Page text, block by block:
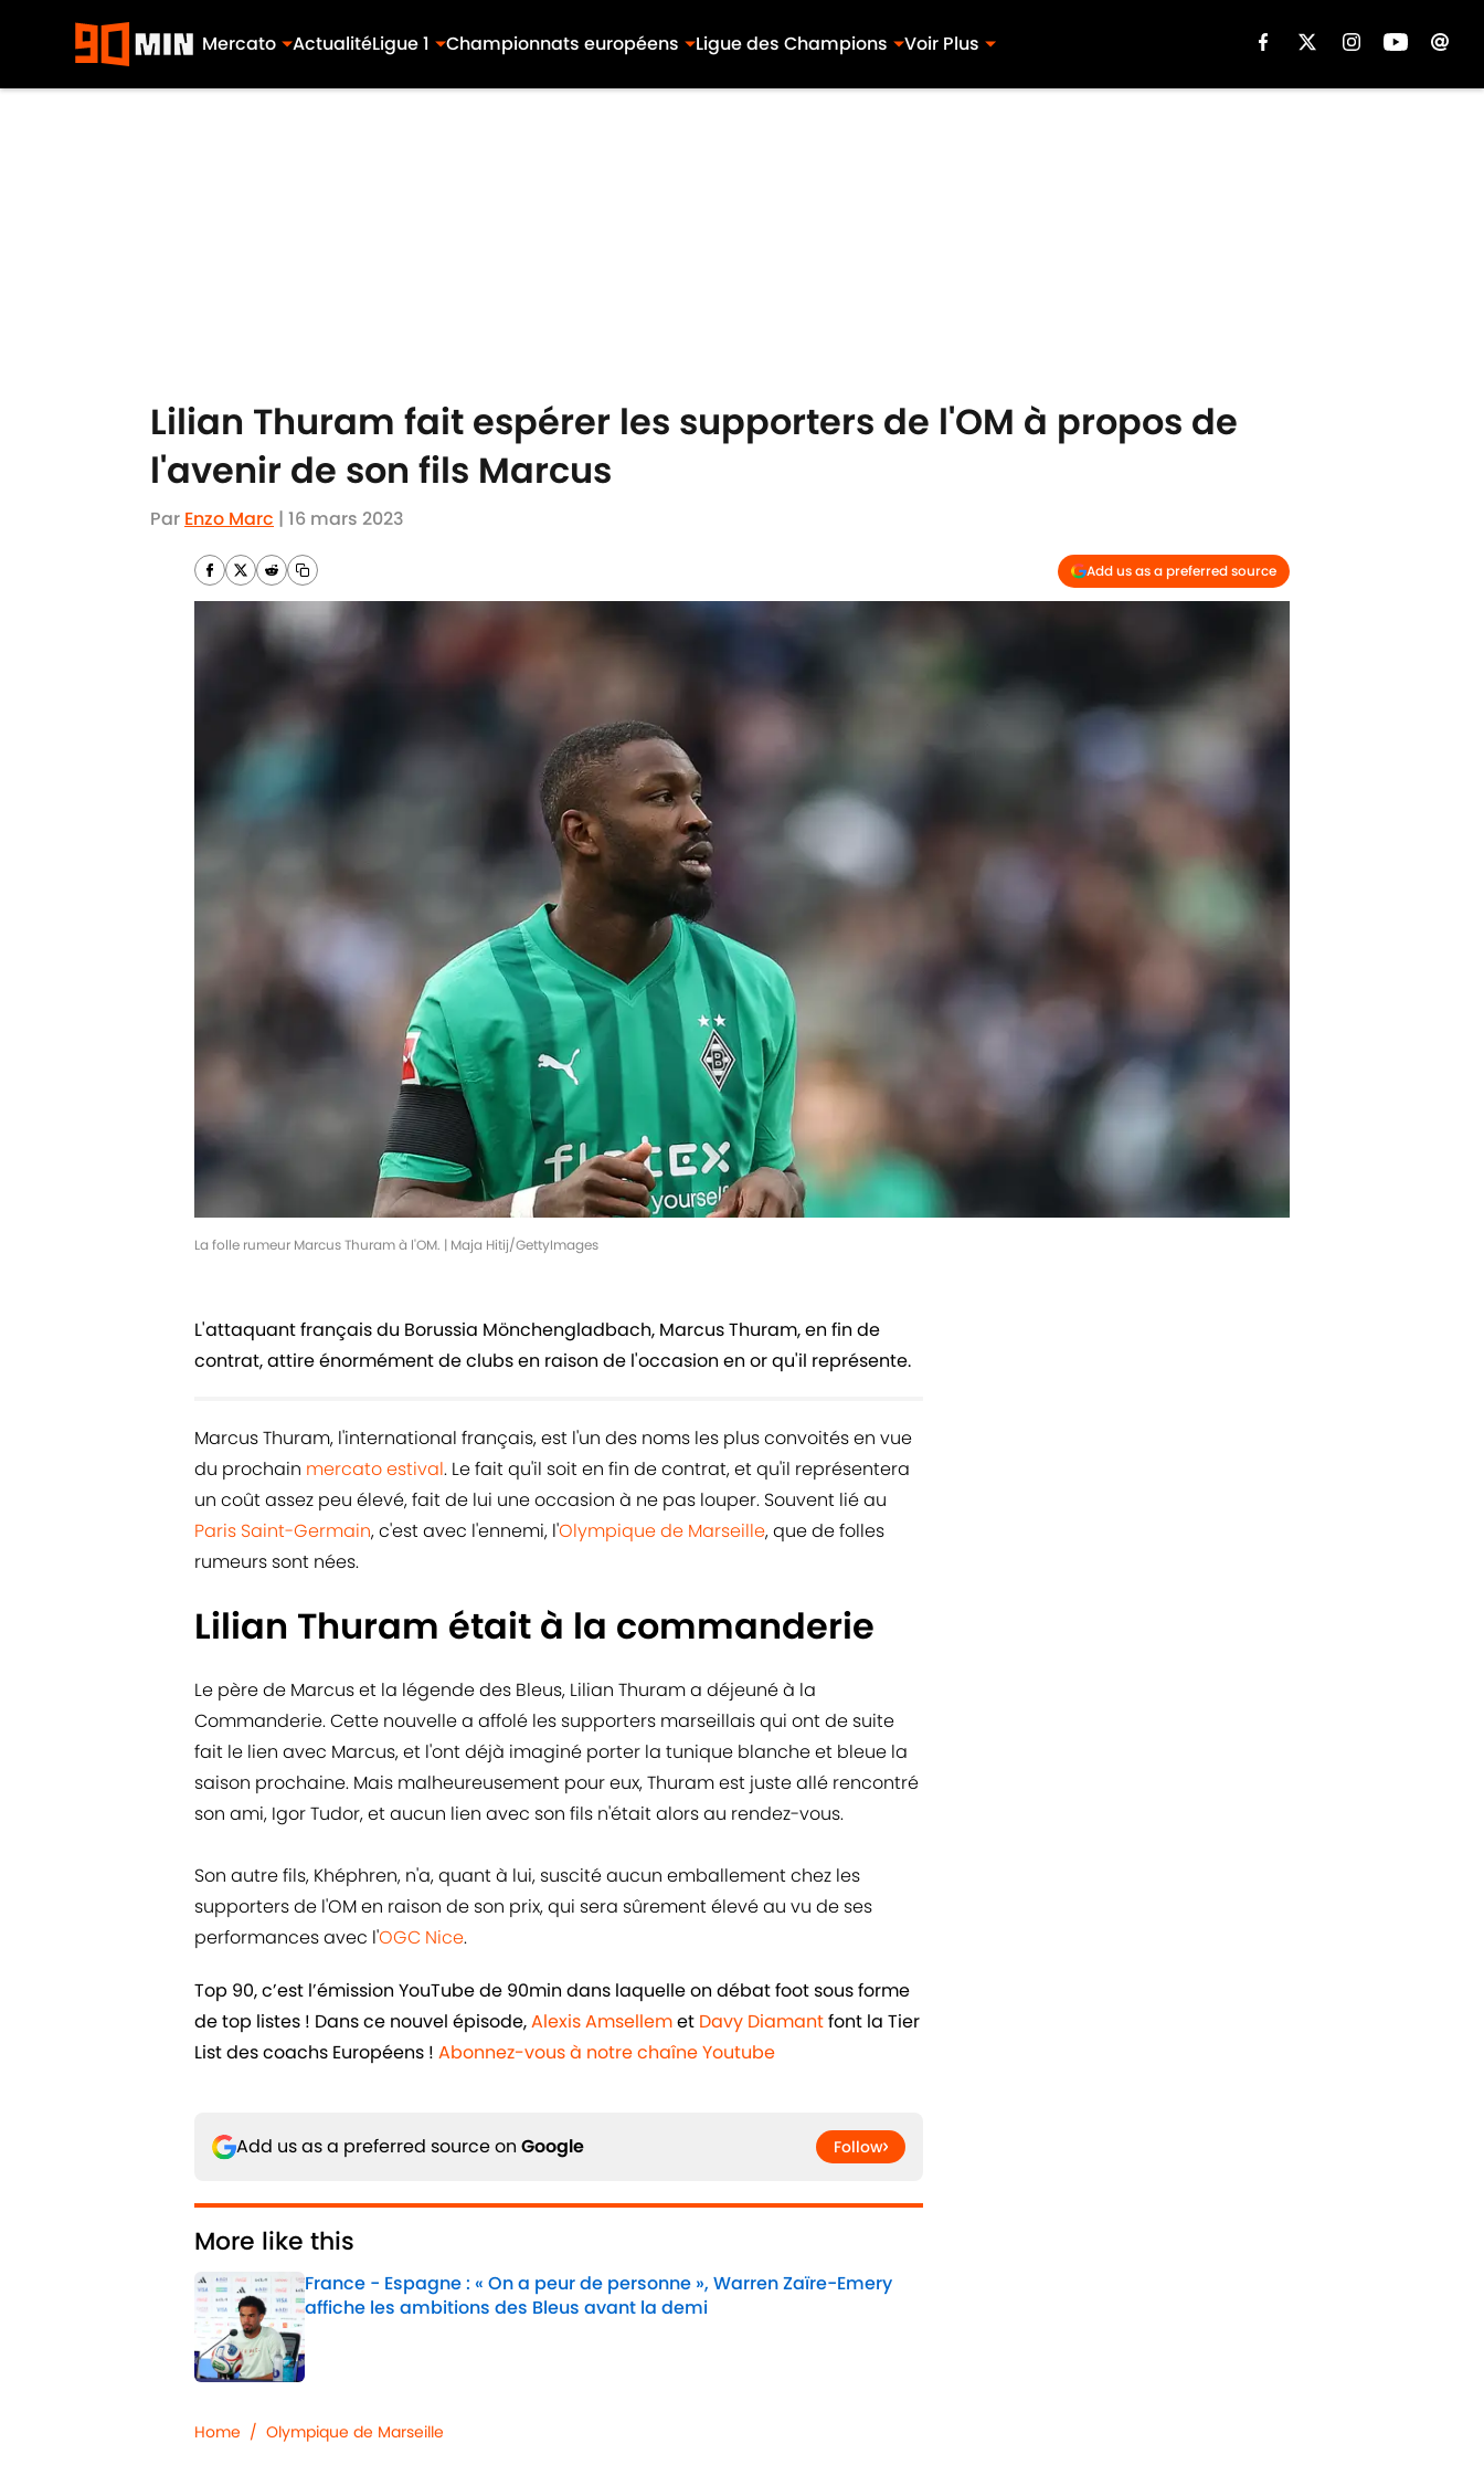
Mercato ActualitéLigue 1 Championnats européens Ligue des Champions Voir Plus
Lilian Thuram fait espérer les supporters de l'OM à propos de
l'avenir de son fils Marcus
Par Enzo Marc | 16 mars 2023
Add us as a preferred source
La folle rumeur Marcus Thuram à l'OM. | Maja Hitij/GettyImages
L'attaquant français du Borussia Mönchengladbach, Marcus Thuram, en fin de
contrat, attire énormément de clubs en raison de l'occasion en or qu'il représente.
Marcus Thuram, l'international français, est l'un des noms les plus convoités en vue
du prochain mercato estival. Le fait qu'il soit en fin de contrat, et qu'il représentera
un coût assez peu élevé, fait de lui une occasion à ne pas louper. Souvent lié au
Paris Saint-Germain, c'est avec l'ennemi, l'Olympique de Marseille, que de folles
rumeurs sont nées.
Lilian Thuram était à la commanderie
Le père de Marcus et la légende des Bleus, Lilian Thuram a déjeuné à la
Commanderie. Cette nouvelle a affolé les supporters marseillais qui ont de suite
fait le lien avec Marcus, et l'ont déjà imaginé porter la tunique blanche et bleue la
saison prochaine. Mais malheureusement pour eux, Thuram est juste allé rencontré
son ami, Igor Tudor, et aucun lien avec son fils n'était alors au rendez-vous.
Son autre fils, Khéphren, n'a, quant à lui, suscité aucun emballement chez les
supporters de l'OM en raison de son prix, qui sera sûrement élevé au vu de ses
performances avec l'OGC Nice.
Top 90, c’est l’émission YouTube de 90min dans laquelle on débat foot sous forme
de top listes ! Dans ce nouvel épisode,Alexis Amsellemet Davy Diamantfont la Tier
List des coachs Européens ! Abonnez-vous à notre chaîne Youtube
Add us as a preferred source on Google Follow
More like this
France - Espagne : « On a peur de personne », Warren Zaïre-Emery
affiche les ambitions des Bleus avant la demi
Home / Olympique de Marseille